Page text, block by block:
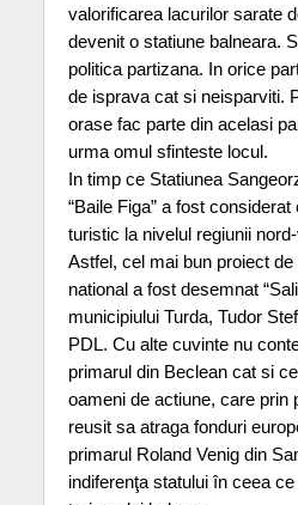
valorificarea lacurilor sarate
devenit o statiune balneara.
politica partizana. In orice
de isprava cat si neisparviti.
orase fac parte din acelasi
urma omul sfinteste locul.
In timp ce Statiunea
“Baile Figa” a fost
turistic la nivelul regiunii
Astfel, cel mai bun proiect
national a fost desemnat
municipiului Turda, Tudor
PDL. Cu alte cuvinte nu
primarul din Beclean cat si
oameni de actiune, care prin
reusit sa atraga fonduri
primarul Roland Venig din
indiferenţa statului în ceea